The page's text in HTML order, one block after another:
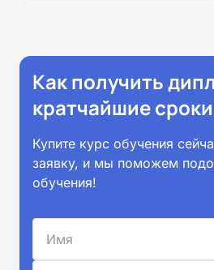
Как получить
кратчайшие
Купите курс обучения
заявку, и мы поможем
обучения!